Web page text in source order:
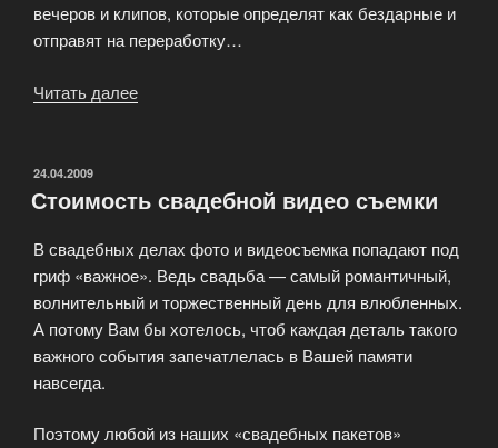
вечеров и клипов, которые определят как бездарные и
отправят на переработку…
Читать далее
ОПУБЛИКОВАНО
24.04.2009
Стоимость свадебной видео съемки
В свадебных делах фото и видеосъемка попадают под
гриф «важное». Ведь свадьба — самый романтичный,
волнительный и торжественный день для влюбленных.
А потому Вам бы хотелось, чтоб каждая деталь такого
важного события запечатлелась в Вашей памяти
навсегда.
Поэтому любой из наших «свадебных пакетов»